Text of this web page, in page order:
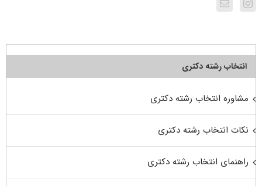
انتخاب رشته دکتری
مشاوره انتخاب رشته دکتری
نکات انتخاب رشته دکتری
راهنمای انتخاب رشته دکتری